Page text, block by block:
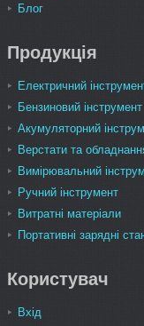
Блог
Продукція
Електричний
Бензиновий інструмент
Акумуляторний
Верстати та
Вимірювальний
Ручний інструмент
Витратні матеріали
Портативні зарядні
Користувач
Вхід